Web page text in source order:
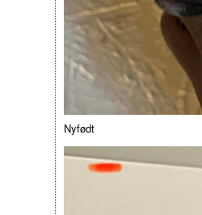
Nyfødt